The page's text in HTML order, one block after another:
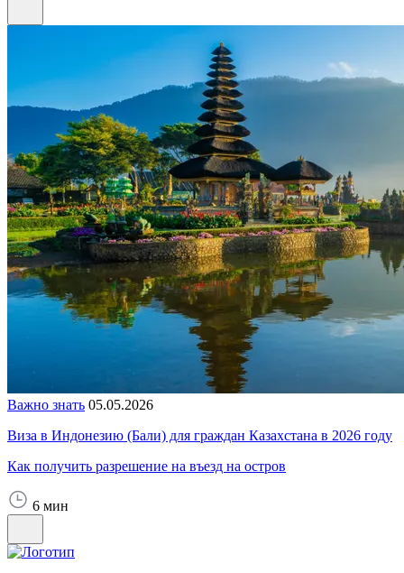
Важно знать 05.05.2026
Виза в Индонезию (Бали) для граждан Казахстана в 2026 году
Как получить разрешение на въезд на остров
6 мин